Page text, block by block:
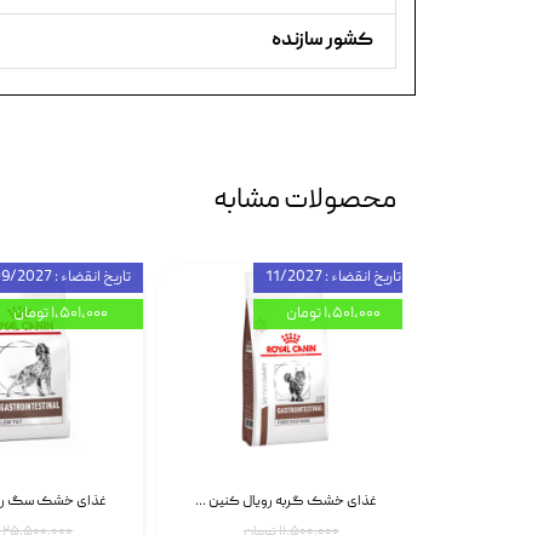
کشور سازنده
محصولات مشابه
تاریخ انقضاء : 09/2027
۱,۵۰۱,۰۰۰ تومان
غذای خشک گربه رویال کنین Gastrointestinal Fibre Response وزن 2 کیلوگرم | پت استوک
تاریخ انقضاء : 11/2027
۱,۵۰۱,۰۰۰ تومان